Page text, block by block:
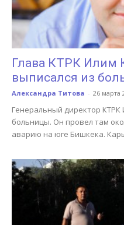
Глава КТРК Илим
выписался из
Александра Титова - 26 марта
Генеральный директор
больницы. Он провел там
аварию на юге Бишкека.